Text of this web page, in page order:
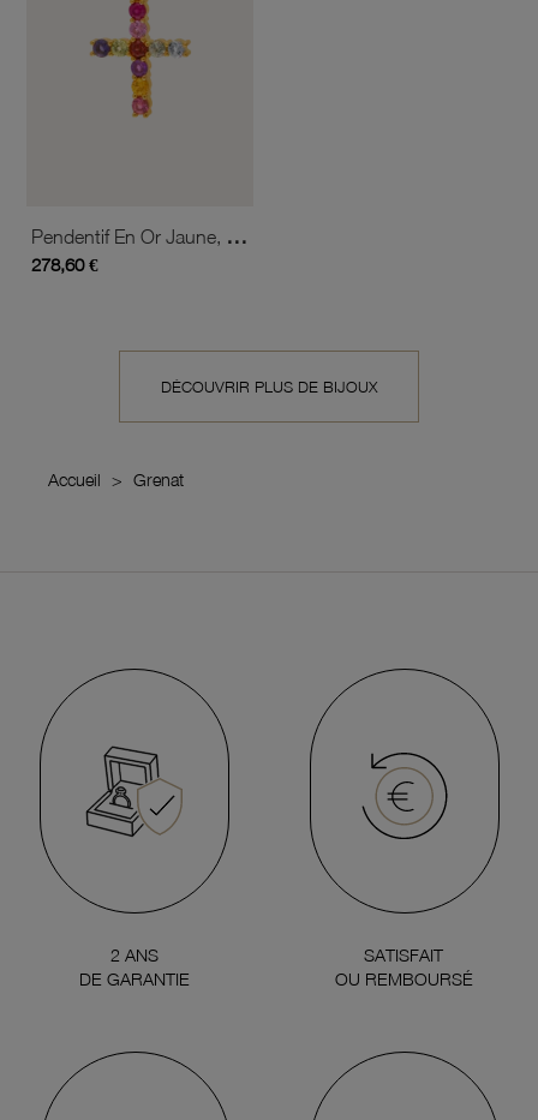
Pendentif En Or Jaune, Saphirs, Rubis, Citrine, Aigue-Marine, Péridot, Cordiérite, Tourmaline, Améthyste Et Grenat
278,60 €
DÉCOUVRIR PLUS DE BIJOUX
Accueil Grenat
2 ANS
DE GARANTIE
SATISFAIT
OU REMBOURSÉ